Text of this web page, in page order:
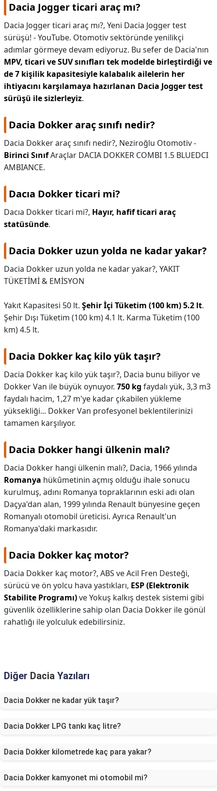
Dacia Jogger ticari araç mı?
Dacia Jogger ticari araç mı?, Yeni Dacia Jogger test
sürüşü! - YouTube. Otomotiv sektöründe yenilikçi
adımlar görmeye devam ediyoruz. Bu sefer de Dacia'nın
MPV, ticari ve SUV sınıfları tek modelde birleştirdiği ve
de 7 kişilik kapasitesiyle kalabalık ailelerin her
ihtiyacını karşılamaya hazırlanan Dacia Jogger test
sürüşü ile sizlerleyiz.
Dacia Dokker araç sınıfı nedir?
Dacia Dokker araç sınıfı nedir?, Neziroğlu Otomotiv -
Birinci SınıfAraçlar DACIA DOKKER COMBI 1.5 BLUEDCI
AMBIANCE.
Dacıa Dokker ticari mi?
Dacıa Dokker ticari mi?, Hayır, hafif ticari araç
statüsünde.
Dacia Dokker uzun yolda ne kadar yakar?
Dacia Dokker uzun yolda ne kadar yakar?, YAKIT
TÜKETİMİ & EMİSYON
Yakıt Kapasitesi 50 lt. Şehir İçi Tüketim (100 km) 5.2 lt.
Şehir Dışı Tüketim (100 km) 4.1 lt. Karma Tüketim (100
km) 4.5 lt.
Dacia Dokker kaç kilo yük taşır?
Dacia Dokker kaç kilo yük taşır?, Dacia bunu biliyor ve
Dokker Van ile büyük oynuyor. 750 kg faydalı yük, 3,3 m3
faydalı hacim, 1,27 m'ye kadar çıkabilen yükleme
yüksekliği... Dokker Van profesyonel beklentilerinizi
tamamen karşılıyor.
Dacia Dokker hangi ülkenin malı?
Dacia Dokker hangi ülkenin malı?, Dacia, 1966 yılında
Romanya hükûmetinin açmış olduğu ihale sonucu
kurulmuş, adını Romanya topraklarının eski adı olan
Daçya'dan alan, 1999 yılında Renault bünyesine geçen
Romanyalı otomobil üreticisi. Ayrıca Renault'un
Romanya'daki markasıdır.
Dacia Dokker kaç motor?
Dacia Dokker kaç motor?, ABS ve Acil Fren Desteği,
sürücü ve ön yolcu hava yastıkları, ESP (Elektronik
Stabilite Programı)ve Yokuş kalkış destek sistemi gibi
güvenlik özelliklerine sahip olan Dacia Dokker ile gönül
rahatlığı ile yolculuk edebilirsiniz.
Diğer Dacia Yazıları
Dacia Dokker ne kadar yük taşır?
Dacia Dokker LPG tankı kaç litre?
Dacia Dokker kilometrede kaç para yakar?
Dacia Dokker kamyonet mi otomobil mi?